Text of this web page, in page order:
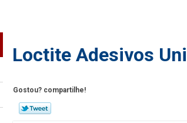
Loctite Adesivos
Gostou? compartilhe!